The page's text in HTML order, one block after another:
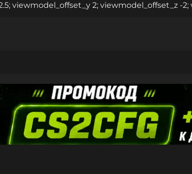
viewmodel_offset_y 2; viewmodel_offset_z -